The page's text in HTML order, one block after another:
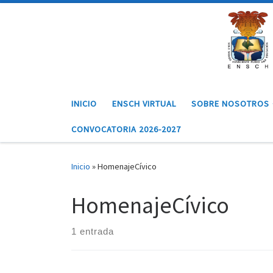
INICIO ENSCH VIRTUAL SOBRE NOSOTROS
CONVOCATORIA 2026-2027
Inicio »HomenajeCívico
HomenajeCívico
1 entrada